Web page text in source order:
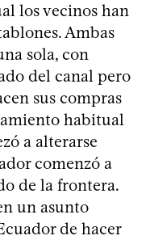
los vecinos han
Ambas
sola, con
del canal pero
sus compras
habitual
a alterarse
comenzó a
de la frontera.
un asunto
de hacer